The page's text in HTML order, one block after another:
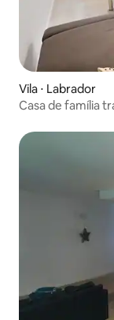
Vila ⋅ Labrador
Casa de família